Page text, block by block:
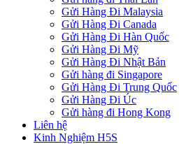
Gửi Hàng Đi Malaysia
Gửi Hàng Đi Canada
Gửi Hàng Đi Hàn Quốc
Gửi Hàng Đi Mỹ
Gửi Hàng Đi Nhật Bản
Gửi hàng đi Singapore
Gửi Hàng Đi Trung Quốc
Gửi Hàng Đi Úc
Gửi hàng đi Hong Kong
Liên hệ
Kinh Nghiệm H5S